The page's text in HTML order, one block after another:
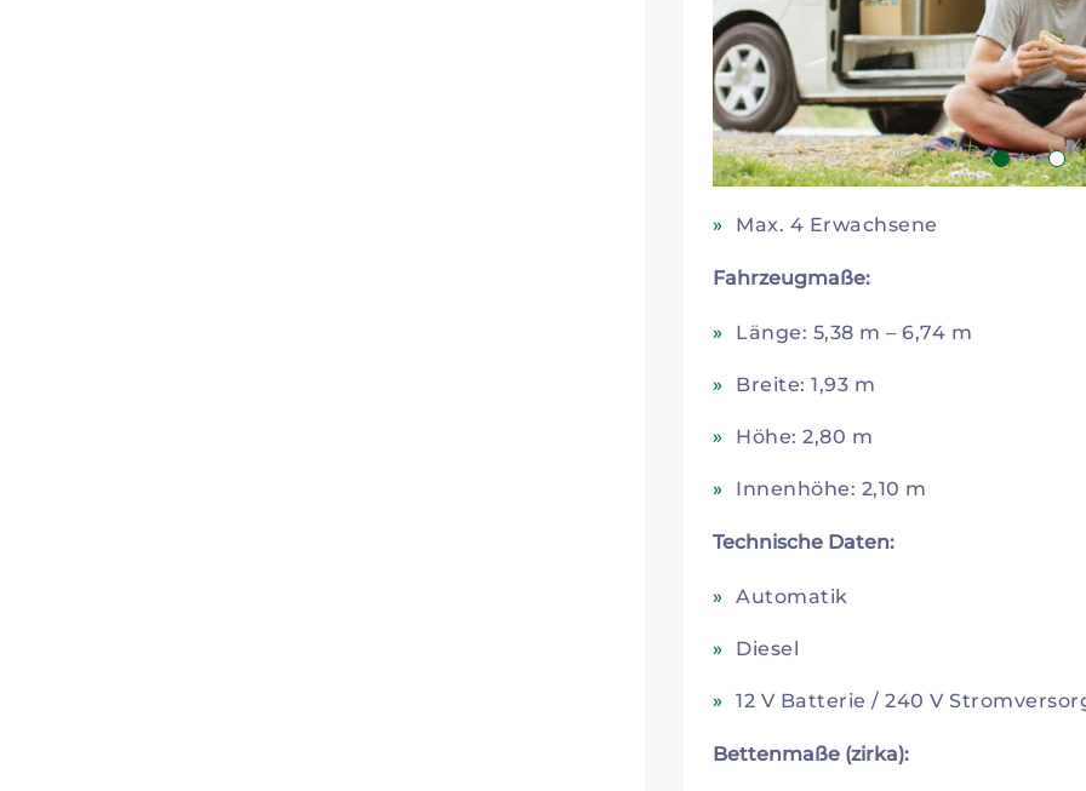
1 2
Max. 4 Erwachsene
Fahrzeugmaße:
Länge: 5,38 m – 6,74 m
Breite: 1,93 m
Höhe: 2,80 m
Innenhöhe: 2,10 m
Technische Daten:
Automatik
Diesel
12 V Batterie / 240 V
Bettenmaße (zirka):